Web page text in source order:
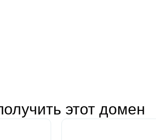
этот домен